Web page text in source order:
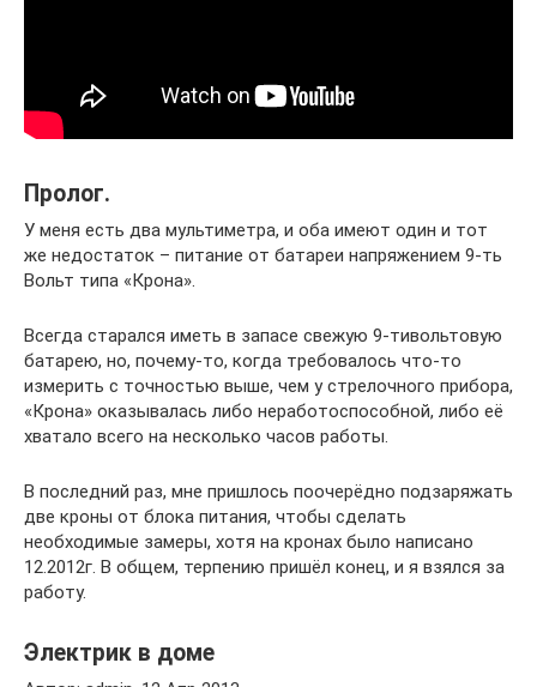
Пролог.
У меня есть два мультиметра, и оба имеют один и тот
же недостаток – питание от батареи напряжением 9-ть
Вольт типа «Крона».
Всегда старался иметь в запасе свежую 9-тивольтовую
батарею, но, почему-то, когда требовалось что-то
измерить с точностью выше, чем у стрелочного прибора,
«Крона» оказывалась либо неработоспособной, либо её
хватало всего на несколько часов работы.
В последний раз, мне пришлось поочерёдно подзаряжать
две кроны от блока питания, чтобы сделать
необходимые замеры, хотя на кронах было написано
12.2012г. В общем, терпению пришёл конец, и я взялся за
работу.
Электрик в доме